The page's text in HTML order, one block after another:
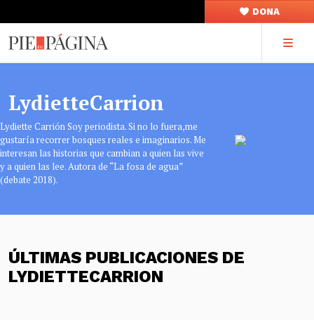
DONA
LydietteCarrion
Lydiette Carrión Soy periodista. Si no lo fuera,me
gustaría recorrer bosques reales e imaginarios. Me
interesan las historias que cambian a quien las vive
y a quien las lee. Autora de “La fosa de agua”
(debate 2018).
ÚLTIMAS PUBLICACIONES DE
LYDIETTECARRION